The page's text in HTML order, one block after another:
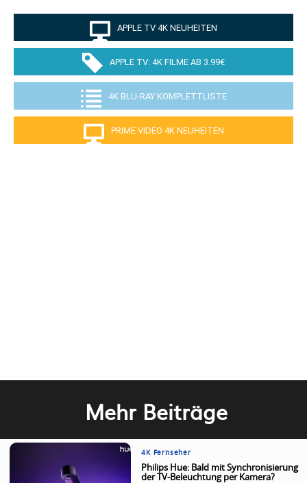
APPLE TV 4K NEUHEITEN
APPLE TV: 4K FILME AB 3.99€
4K BLU-RAY KOMPLETTLISTE
PRIME VIDEO 4K NEUHEITEN
Mehr Beiträge
4K Fernseher
Philips Hue: Bald mit Synchronisierung
der TV-Beleuchtung per Kamera?